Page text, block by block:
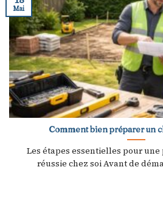
Comment bien préparer un
Les étapes essentielles pour
réussie chez soi Avant de
Mai